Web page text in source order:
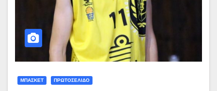
ΜΠΑΣΚΕΤ ΠΡΩΤΟΣΕΛΙΔΟ